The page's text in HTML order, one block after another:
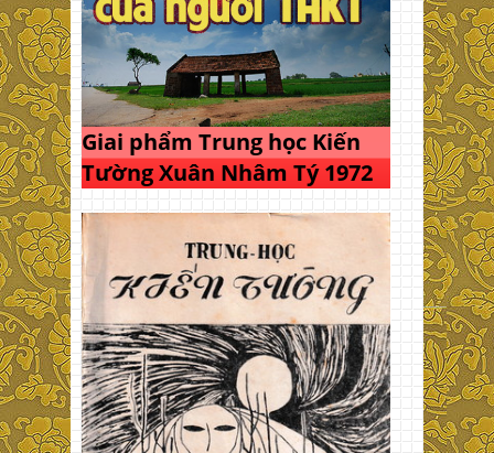
Giai phẩm Trung học Kiến
Tường Xuân Nhâm Tý 1972